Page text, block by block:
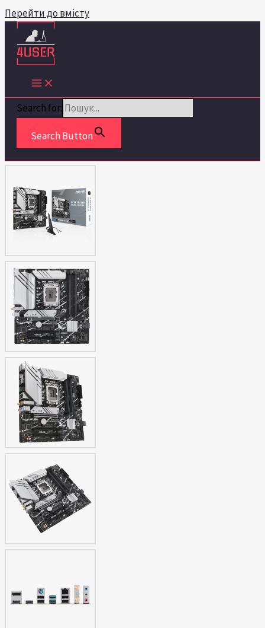
Перейти до вмісту
Search for:
Search Button